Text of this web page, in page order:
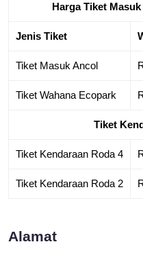
Harga Tiket
Jenis Tiket
Tiket Masuk Ancol
Tiket Wahana Ecopark
Tiket
Tiket Kendaraan Roda 4
Tiket Kendaraan Roda 2
Alamat